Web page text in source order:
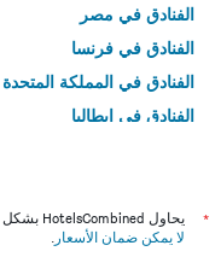
الفنادق في مصر
الفنادق في فرنسا
الفنادق في المملكة المتحدة
الفنادق في إيطاليا
*
يحاول HotelsCombined بشكل دائم الحصول على الأسعار الدقيقة، ولكن
لا يمكن ضمان الأسعار .